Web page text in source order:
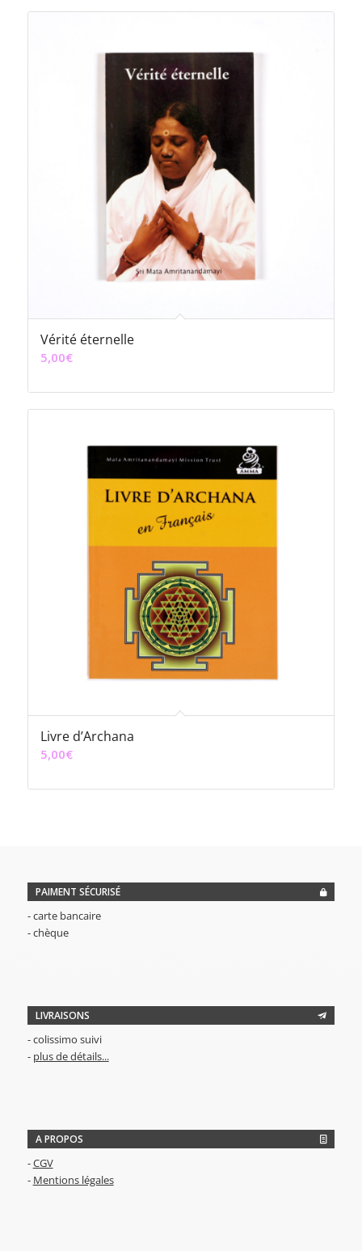
initial
12,00€.
actuel
10,00€.
Vérité éternelle
5,00€
Livre d’Archana
5,00€
PAIMENT SÉCURISÉ
- carte bancaire
- chèque
LIVRAISONS
- colissimo suivi
- plus de détails...
A PROPOS
-CGV
- Mentions légales